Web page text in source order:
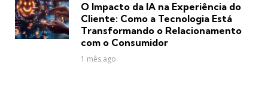
O Impacto da IA na Experiência do
Cliente: Como a Tecnologia Está
Transformando o Relacionamento
com o Consumidor
1 mês ago